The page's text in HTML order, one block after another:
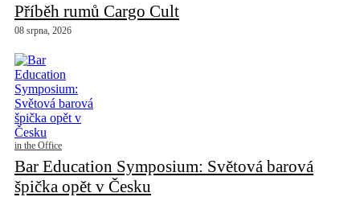
Příběh rumů Cargo Cult
08 srpna, 2026
in the Office
Bar Education Symposium: Světová barová
špička opět v Česku